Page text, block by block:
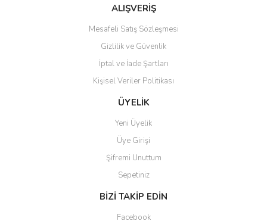
Bu ürüne benzer farklı alternatifler olmalı.
Gönder
ALIŞVERİŞ
Mesafeli Satış Sözleşmesi
Gizlilik ve Güvenlik
İptal ve İade Şartları
Kişisel Veriler Politikası
ÜYELİK
Yeni Üyelik
Üye Girişi
Şifremi Unuttum
Sepetiniz
BİZİ TAKİP EDİN
Facebook